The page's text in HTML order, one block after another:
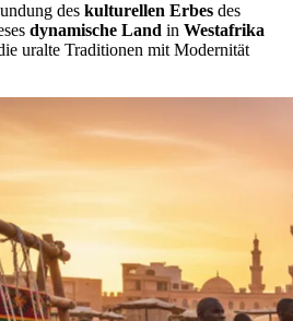
des kulturellen Erbes des
dynamische Land in Westafrika
uralte Traditionen mit Modernität